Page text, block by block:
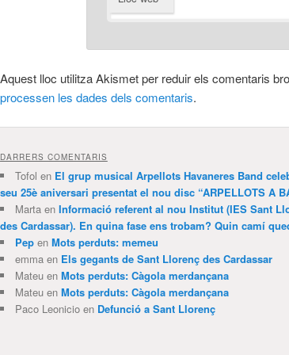
Aquest lloc utilitza Akismet per reduir els comentaris
processen les dades dels comentaris.
DARRERS COMENTARIS
Tofol en El grup musical Arpellots Havaneres Band
seu 25è aniversari presentat el nou disc “ARPELLOTS A
Martaen Informació referent al nou Institut (IES Sant
des Cardassar). En quina fase ens trobam? Quin camí
Pepen Mots perduts: memeu
emmaen Els gegants de Sant Llorenç des Cardassar
Mateuen Mots perduts: Càgola merdançana
Mateuen Mots perduts: Càgola merdançana
Paco Leonicioen Defunció a Sant Llorenç